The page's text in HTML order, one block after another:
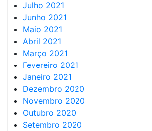
Julho 2021
Junho 2021
Maio 2021
Abril 2021
Março 2021
Fevereiro 2021
Janeiro 2021
Dezembro 2020
Novembro 2020
Outubro 2020
Setembro 2020